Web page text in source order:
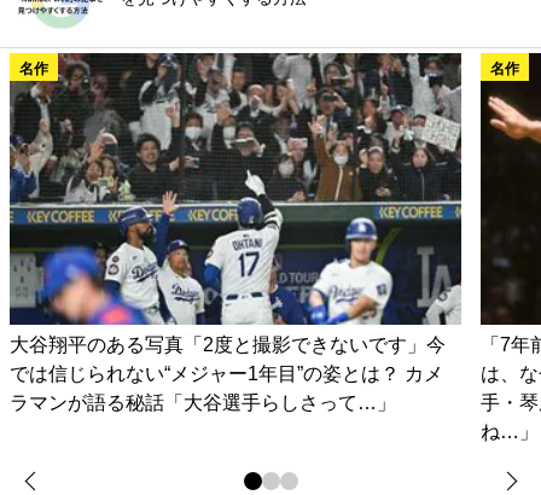
名作
大谷翔平のある写真「2度と撮影できないです」今
では信じられない“メジャー1年目”の姿とは？ カメ
ラマンが語る秘話「大谷選手らしさって…」
名作
「7
は、
手・
ね…」